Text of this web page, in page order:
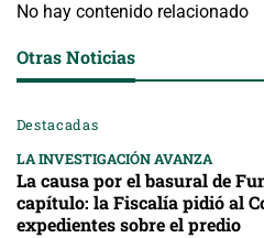
No hay contenido relacionado
Otras Noticias
Destacadas
LA INVESTIGACIÓN AVANZA
La causa por el basural de
capítulo: la Fiscalía pidió al
expedientes sobre el predio